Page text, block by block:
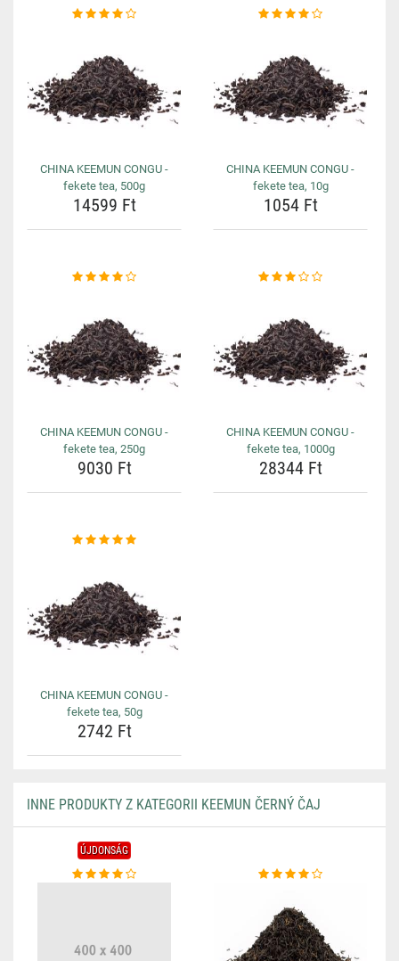
CHINA KEEMUN CONGU -
fekete tea, 500g
14599 Ft
CHINA KEEMUN CONGU -
fekete tea, 10g
1054 Ft
CHINA KEEMUN CONGU -
fekete tea, 250g
9030 Ft
CHINA KEEMUN CONGU -
fekete tea, 1000g
28344 Ft
CHINA KEEMUN CONGU -
fekete tea, 50g
2742 Ft
INNE PRODUKTY Z KATEGORII KEEMUN ČERNÝ ČAJ
ÚJDONSÁG